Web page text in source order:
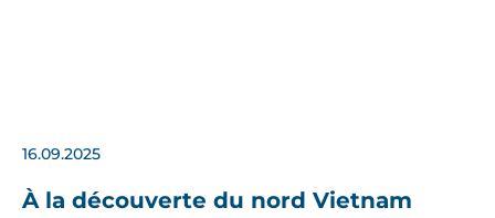
16.09.2025
À la découverte du nord Vietnam